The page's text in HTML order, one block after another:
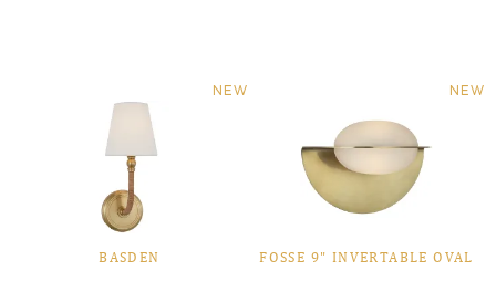
NEW
BASDEN
NEW
FOSSE 9" INVERTABLE OVAL